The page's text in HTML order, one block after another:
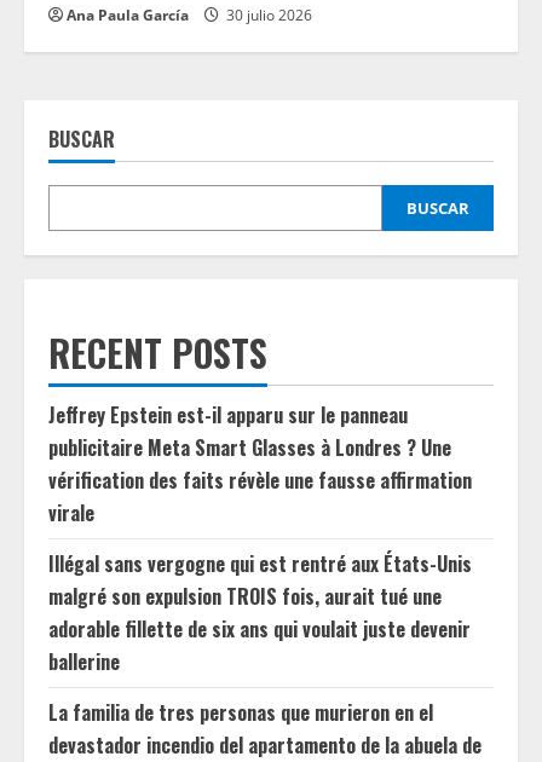
Ana Paula García 30 julio 2026
BUSCAR
BUSCAR
RECENT POSTS
Jeffrey Epstein est-il apparu sur le panneau
publicitaire Meta Smart Glasses à Londres ? Une
vérification des faits révèle une fausse affirmation
virale
Illégal sans vergogne qui est rentré aux États-Unis
malgré son expulsion TROIS fois, aurait tué une
adorable fillette de six ans qui voulait juste devenir
ballerine
La familia de tres personas que murieron en el
devastador incendio del apartamento de la abuela de